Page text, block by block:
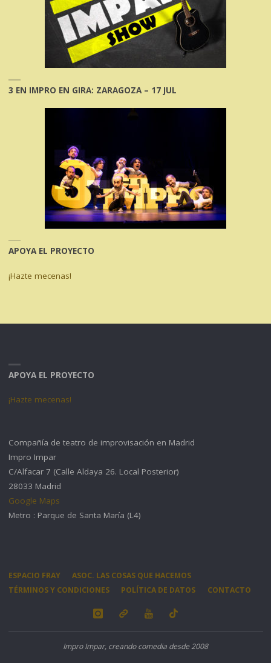
3 EN IMPRO EN GIRA: ZARAGOZA – 17 JUL
APOYA EL PROYECTO
¡Hazte mecenas!
APOYA EL PROYECTO
¡Hazte mecenas!
Compañía de teatro de improvisación en Madrid
Impro Impar
C/Alfacar 7 (Calle Aldaya 26. Local Posterior)
28033 Madrid
Google Maps
Metro : Parque de Santa María (L4)
ESPACIO FRAY
ASOC. LAS COSAS QUE HACEMOS
TÉRMINOS Y CONDICIONES
POLÍTICA DE DATOS CONTACTO
Impro Impar, creando comedia desde 2008